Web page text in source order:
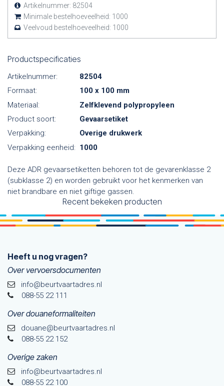
Artikelnummer: 82504
Minimale bestelhoeveelheid: 1000
Veelvoud bestelhoeveelheid: 1000
Productspecificaties
Artikelnummer:
82504
Formaat:
100 x 100 mm
Materiaal:
Zelfklevend polypropyleen
Product soort:
Gevaarsetiket
Verpakking:
Overige drukwerk
Verpakking eenheid: 1000
Deze ADR gevaarsetiketten behoren tot de gevarenklasse 2
(subklasse 2) en worden gebruikt voor het kenmerken van
niet brandbare en niet giftige gassen.
Recent bekeken producten
Heeft u nog vragen?
Over vervoersdocumenten
info@beurtvaartadres.nl
088-55 22 111
Over douaneformaliteiten
douane@beurtvaarta​dres.nl
088-55 22 152
Overige zaken
info@beurtvaartadres.nl
088-55 22 100